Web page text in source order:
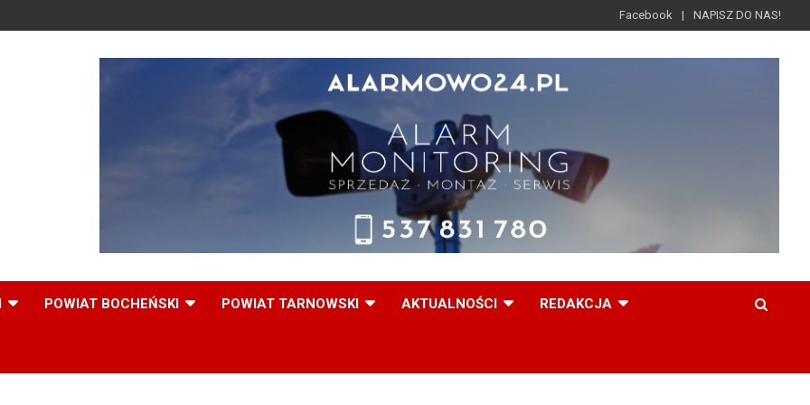
Facebook NAPISZ DO NAS!
POWIAT BOCHEŃSKI POWIAT TARNOWSKI AKTUALNOŚCI REDAKCJA